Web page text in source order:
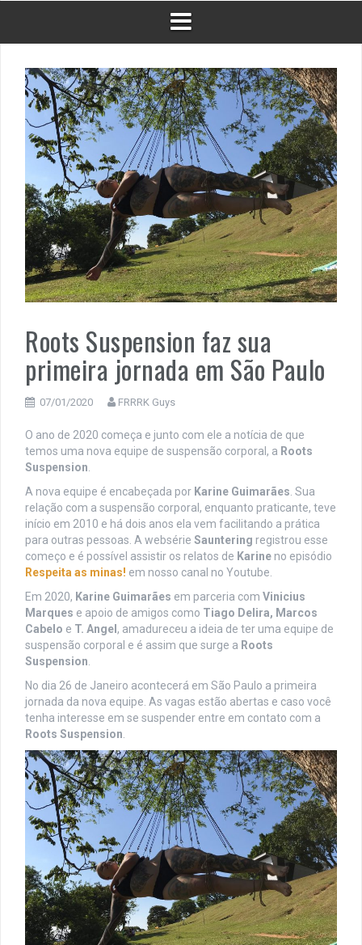
Roots Suspension faz sua
primeira jornada em São Paulo
07/01/2020 FRRRK Guys
O ano de 2020 começa e junto com ele a notícia de que
temos uma nova equipe de suspensão corporal, a Roots
Suspension
A nova equipe é encabeçada por Karine Guimarães . Sua
relação com a suspensão corporal, enquanto praticante, teve
início em 2010 e há dois anos ela vem facilitando a prática
para outras pessoas. A websérie Sauntering registrou esse
começo e é possível assistir os relatos de Karine no episódio
Respeita as minas! em nosso canal no Youtube.
Em 2020, Karine Guimarães em parceria com Vinicius
Marques e apoio de amigos como Tiago Delira, Marcos
Cabelo e T. Angel, amadureceu a ideia de ter uma equipe de
suspensão corporal e é assim que surge a Roots
Suspension
No dia 26 de Janeiro acontecerá em São Paulo a primeira
jornada da nova equipe. As vagas estão abertas e caso você
tenha interesse em se suspender entre em contato com a
Roots Suspension